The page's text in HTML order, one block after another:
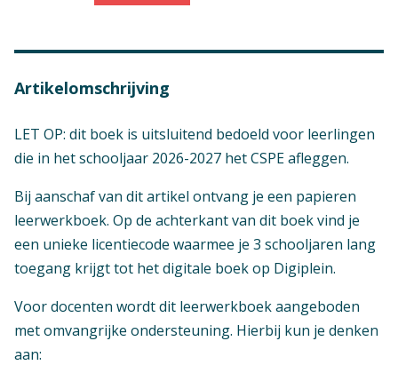
Artikelomschrijving
LET OP: dit boek is uitsluitend bedoeld voor leerlingen
die in het schooljaar 2026-2027 het CSPE afleggen.
Bij aanschaf van dit artikel ontvang je een papieren
leerwerkboek. Op de achterkant van dit boek vind je
een unieke licentiecode waarmee je 3 schooljaren lang
toegang krijgt tot het digitale boek op Digiplein.
Voor docenten wordt dit leerwerkboek aangeboden
met omvangrijke ondersteuning. Hierbij kun je denken
aan: